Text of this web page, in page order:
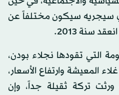
سيجريه سيكون مختلفاً عن
سنة 2013.
التي تقودها نجلاء بودن،
المعيشة وارتفاع الأسعار،
ورثت تركة ثقيلة جداً، وإن